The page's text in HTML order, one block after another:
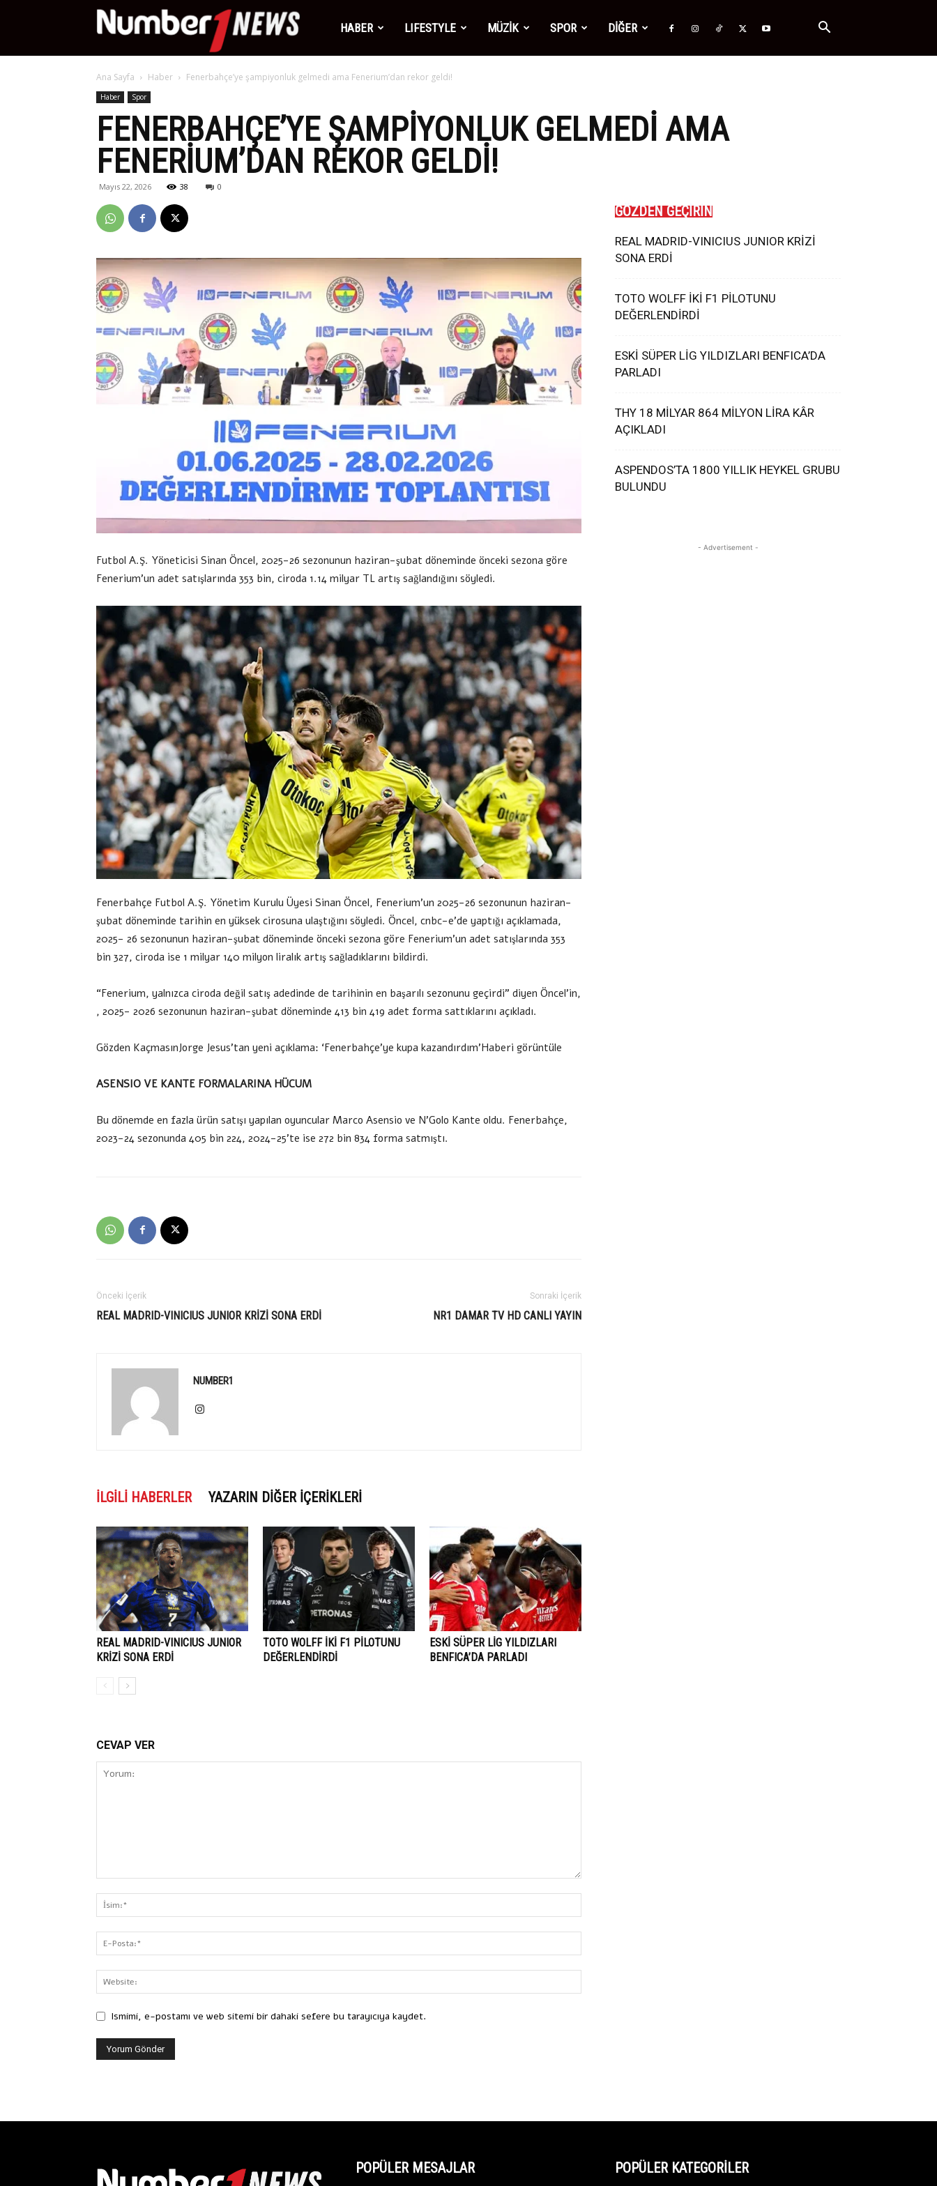
Number1
News
HABER LIFESTYLE MÜZİK SPOR DİĞER
Ana Sayfa Haber Fenerbahçe’ye şampiyonluk gelmedi ama Fenerium’dan rekor geldi!
Haber Spor
FENERBAHÇE’YE ŞAMPIYONLUK GELMEDI AMA
FENERIUM’DAN REKOR GELDI!
Mayıs 22, 2026 38 0
Futbol A.Ş. Yöneticisi Sinan Öncel, 2025-26 sezonunun haziran-şubat döneminde önceki sezona göre
Fenerium’un adet satışlarında 353 bin, ciroda 1.14 milyar TL artış sağlandığını söyledi.
Fenerbahçe Futbol A.Ş. Yönetim Kurulu Üyesi Sinan Öncel, Fenerium’un 2025-26 sezonunun haziran-
şubat döneminde tarihin en yüksek cirosuna ulaştığını söyledi. Öncel, cnbc-e’de yaptığı açıklamada,
2025- 26 sezonunun haziran-şubat döneminde önceki sezona göre Fenerium’un adet satışlarında 353
bin 327, ciroda ise 1 milyar 140 milyon liralık artış sağladıklarını bildirdi.
“Fenerium, yalnızca ciroda değil satış adedinde de tarihinin en başarılı sezonunu geçirdi” diyen Öncel’in,
, 2025- 2026 sezonunun haziran-şubat döneminde 413 bin 419 adet forma sattıklarını açıkladı.
Gözden KaçmasınJorge Jesus’tan yeni açıklama: ‘Fenerbahçe’ye kupa kazandırdım’Haberi görüntüle
ASENSIO VE KANTE FORMALARINA HÜCUM
Bu dönemde en fazla ürün satışı yapılan oyuncular Marco Asensio ve N’Golo Kante oldu. Fenerbahçe,
2023-24 sezonunda 405 bin 224, 2024-25’te ise 272 bin 834 forma satmıştı.
Önceki İçerik
REAL MADRID-VINICIUS JUNIOR KRİZİ SONA ERDİ
Sonraki İçerik
NR1 DAMAR TV HD CANLI YAYIN
NUMBER1
İLGILI HABERLER YAZARIN DIĞER İÇERIKLERI
REAL MADRID-VINICIUS JUNIOR
KRİZİ SONA ERDİ
TOTO WOLFF İKİ F1 PİLOTUNU
DEĞERLENDİRDİ
ESKİ SÜPER LİG YILDIZLARI
BENFICA’DA PARLADI
CEVAP VER
Ismimi, e-postamı ve web sitemi bir dahaki sefere bu tarayıcıya kaydet.
GÖZDEN GEÇİRİN
REAL MADRID-VINICIUS JUNIOR KRİZİ
SONA ERDİ
TOTO WOLFF İKİ F1 PİLOTUNU
DEĞERLENDİRDİ
ESKİ SÜPER LİG YILDIZLARI BENFICA’DA
PARLADI
THY 18 MİLYAR 864 MİLYON LİRA KÂR
AÇIKLADI
ASPENDOS’TA 1800 YILLIK HEYKEL GRUBU
BULUNDU
- Advertisement -
POPÜLER MESAJLAR POPÜLER KATEGORİLER